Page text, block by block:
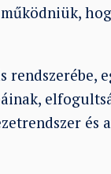
rendszerébe,
és